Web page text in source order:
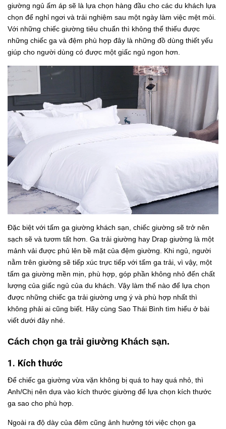
giường ngủ ấm áp sẽ là lựa chọn hàng đầu cho các du khách lựa
chọn để nghỉ ngơi và trải nghiệm sau một ngày làm việc mệt mỏi.
Với những chiếc giường tiêu chuẩn thì không thể thiếu được
những chiếc ga và đệm phù hợp đây là những đồ dùng thiết yếu
giúp cho người dùng có được một giấc ngủ ngon hơn.
Đặc biệt với tấm ga giường khách sạn, chiếc giường sẽ trở nên
sạch sẽ và tươm tất hơn. Ga trải giường hay Drap giường là một
mảnh vải được phủ lên bề mặt của đệm giường. Khi ngủ, người
nằm trên giường sẽ tiếp xúc trực tiếp với tấm ga trải, vì vậy, một
tấm ga giường mền mịn, phù hợp, góp phần không nhỏ đến chất
lượng của giấc ngủ của du khách. Vậy làm thế nào để lựa chọn
được những chiếc ga trải giường ưng ý và phù hợp nhất thì
không phải ai cũng biết. Hãy cùng Sao Thái Bình tìm hiểu ở bài
viết dưới đây nhé.
Cách chọn ga trải giường Khách sạn.
1. Kích thước
Để chiếc ga giường vừa vặn không bị quá to hay quá nhỏ, thì
Anh/Chị nên dựa vào kích thước giường để lựa chọn kích thước
ga sao cho phù hợp.
Ngoài ra độ dày của đêm cũng ảnh hưởng tới việc chọn ga